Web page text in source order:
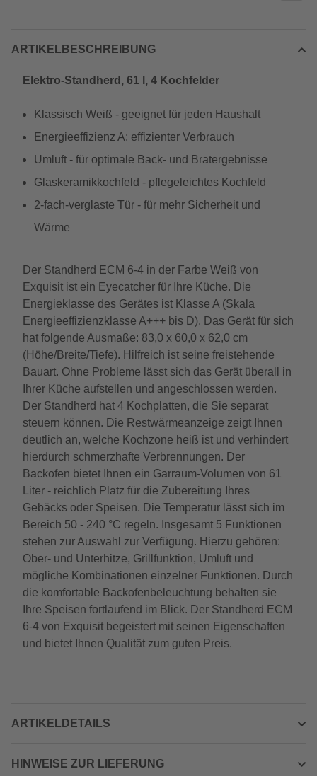
ARTIKELBESCHREIBUNG
Elektro-Standherd, 61 l, 4 Kochfelder
Klassisch Weiß - geeignet für jeden Haushalt
Energieeffizienz A: effizienter Verbrauch
Umluft - für optimale Back- und Bratergebnisse
Glaskeramikkochfeld - pflegeleichtes Kochfeld
2-fach-verglaste Tür - für mehr Sicherheit und
Wärme
Der Standherd ECM 6-4 in der Farbe Weiß von
Exquisit ist ein Eyecatcher für Ihre Küche. Die
Energieklasse des Gerätes ist Klasse A (Skala
Energieeffizienzklasse A+++ bis D). Das Gerät für sich
hat folgende Ausmaße: 83,0 x 60,0 x 62,0 cm
(Höhe/Breite/Tiefe). Hilfreich ist seine freistehende
Bauart. Ohne Probleme lässt sich das Gerät überall in
Ihrer Küche aufstellen und angeschlossen werden.
Der Standherd hat 4 Kochplatten, die Sie separat
steuern können. Die Restwärmeanzeige zeigt Ihnen
deutlich an, welche Kochzone heiß ist und verhindert
hierdurch schmerzhafte Verbrennungen. Der
Backofen bietet Ihnen ein Garraum-Volumen von 61
Liter - reichlich Platz für die Zubereitung Ihres
Gebäcks oder Speisen. Die Temperatur lässt sich im
Bereich 50 - 240 °C regeln. Insgesamt 5 Funktionen
stehen zur Auswahl zur Verfügung. Hierzu gehören:
Ober- und Unterhitze, Grillfunktion, Umluft und
mögliche Kombinationen einzelner Funktionen. Durch
die komfortable Backofenbeleuchtung behalten sie
Ihre Speisen fortlaufend im Blick. Der Standherd ECM
6-4 von Exquisit begeistert mit seinen Eigenschaften
und bietet Ihnen Qualität zum guten Preis.
ARTIKELDETAILS
HINWEISE ZUR LIEFERUNG